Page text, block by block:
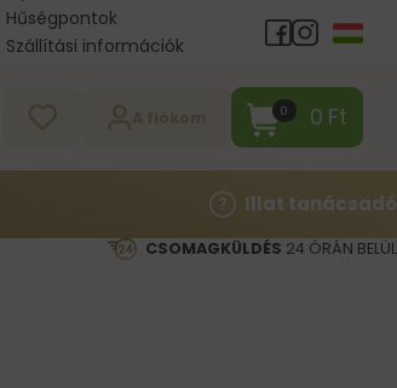
Hűségpontok
Szállítási információk
0 0 Ft
Illat tanácsadó
CSOMAGKÜLDÉS 24 ÓRÁN BELÜL